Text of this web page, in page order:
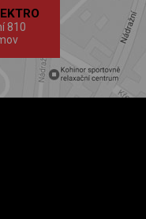
810